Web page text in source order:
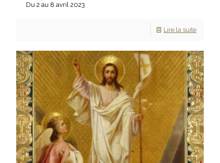
Du 2 au 8 avril 2023
Lire la suite